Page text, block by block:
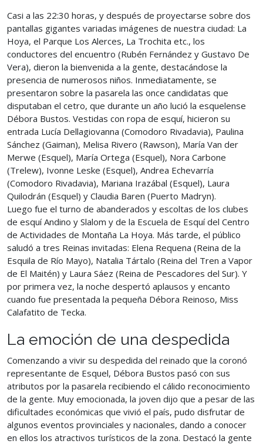
Casi a las 22:30 horas, y después de proyectarse sobre dos
pantallas gigantes variadas imágenes de nuestra ciudad: La
Hoya, el Parque Los Alerces, La Trochita etc., los
conductores del encuentro (Rubén Fernández y Gustavo De
Vera), dieron la bienvenida a la gente, destacándose la
presencia de numerosos niños. Inmediatamente, se
presentaron sobre la pasarela las once candidatas que
disputaban el cetro, que durante un año lució la esquelense
Débora Bustos. Vestidas con ropa de esquí, hicieron su
entrada Lucía Dellagiovanna (Comodoro Rivadavia), Paulina
Sánchez (Gaiman), Melisa Rivero (Rawson), María Van der
Merwe (Esquel), María Ortega (Esquel), Nora Carbone
(Trelew), Ivonne Leske (Esquel), Andrea Echevarría
(Comodoro Rivadavia), Mariana Irazábal (Esquel), Laura
Quilodrán (Esquel) y Claudia Baren (Puerto Madryn).
Luego fue el turno de abanderados y escoltas de los clubes
de esquí Andino y Slalom y de la Escuela de Esquí del Centro
de Actividades de Montaña La Hoya. Más tarde, el público
saludó a tres Reinas invitadas: Elena Requena (Reina de la
Esquila de Río Mayo), Natalia Tártalo (Reina del Tren a Vapor
de El Maitén) y Laura Sáez (Reina de Pescadores del Sur). Y
por primera vez, la noche despertó aplausos y encanto
cuando fue presentada la pequeña Débora Reinoso, Miss
Calafatito de Tecka.
La emoción de una despedida
Comenzando a vivir su despedida del reinado que la coronó
representante de Esquel, Débora Bustos pasó con sus
atributos por la pasarela recibiendo el cálido reconocimiento
de la gente. Muy emocionada, la joven dijo que a pesar de las
dificultades económicas que vivió el país, pudo disfrutar de
algunos eventos provinciales y nacionales, dando a conocer
en ellos los atractivos turísticos de la zona. Destacó la gente